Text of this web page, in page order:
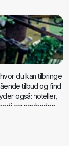
du kan tilbringe
tilbud og find
også: hoteller,
og nærheden.